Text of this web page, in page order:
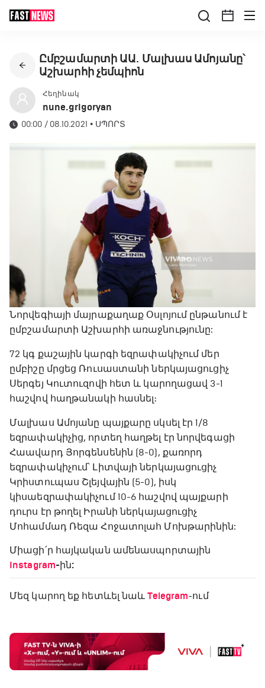
Ըմբշամարտի ԱԱ. Մալխաս Ամոյանը՝
Աշխարհի չեմպիոն
Հեղինակ
nune.grigoryan
00:00 / 08.10.2021 • ՍՊՈՐՏ
Նորվեգիայի մայրաքաղաք Օսլոյում ընթանում է
ըմբշամարտի Աշխարհի առաջնությունը:
72 կգ քաշային կարգի եզրափակիչում մեր
ըմբիշը մրցեց Ռուսաստանի ներկայացուցիչ
Սերգեյ Կուտուզովի հետ և կարողացավ 3-1
հաշվով հաղթանակի հասնել։
Մալխաս Ամոյանը պայքարը սկսել էր 1/8
եզրափակիչից, որտեղ հաղթել էր նորվեգացի
Հաավարդ Յորգենսենին (8-0), քառորդ
եզրափակիչում՝ Լիտվայի ներկայացուցիչ
Կրիստուպաս Շլեյվային (5-0), իսկ
կիսաեզրափակիչում 10-6 հաշվով պայքարի
դուրս էր թողել Իրանի ներկայացուցիչ
Մոհամմադ Ռեզա Հոջատոլահ Մոխթարինին:
Միացի՛ր հայկական ամենասպորտային
Instagram-ին:
Մեզ կարող եք հետևել նաև Telegram-ում